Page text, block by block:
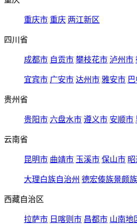
重庆市 重庆 两江新区
四川省
成都市 自贡市 攀枝花市 泸州市
宜宾市 广安市 达州市 雅安市
贵州省
贵阳市 六盘水市 遵义市 安顺市
云南省
昆明市 曲靖市 玉溪市 保山市
大理白族自治州 德宏傣族景颇
西藏自治区
拉萨市 日喀则市 昌都市 山南地